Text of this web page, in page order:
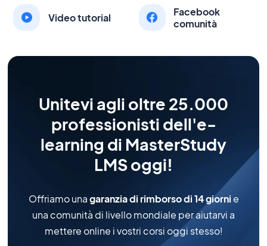
Video tutorial
Facebook
comunità
Unitevi agli oltre 25.000
professionisti dell'e-
learning di MasterStudy
LMS oggi!
Offriamo unagaranzia di rimborso di 14 giorni e
una comunità di livello mondiale per aiutarvi a
mettere online i vostri corsi oggi stesso!